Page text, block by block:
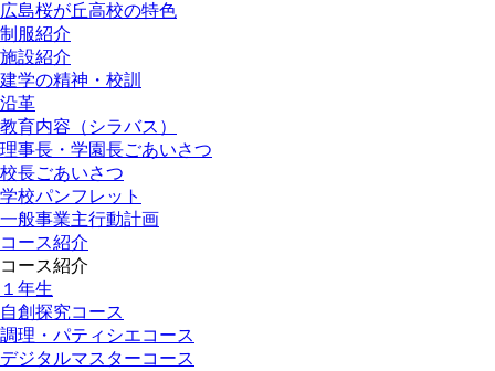
広島桜が丘高校の特色
制服紹介
施設紹介
建学の精神・校訓
沿革
教育内容（シラバス）
理事長・学園長ごあいさつ
校長ごあいさつ
学校パンフレット
一般事業主行動計画
コース紹介
コース紹介
１年生
自創探究コース
調理・パティシエコース
デジタルマスターコース